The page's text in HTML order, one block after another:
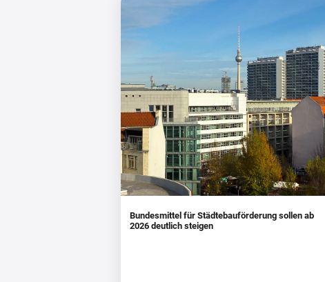
Bundesmittel für Städtebauförderung sollen ab
2026 deutlich steigen